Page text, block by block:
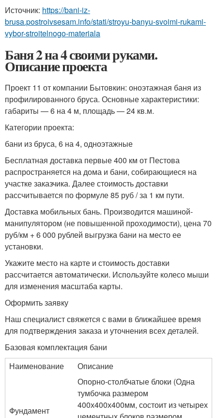
Источник: https://bani-iz-
brusa.postroivsesam.info/stati/stroyu-banyu-svoimi-rukami-
vybor-stroitelnogo-materiala
Баня 2 на 4 своими руками.
Описание проекта
Проект 11 от компании Бытовкин: оноэтажная баня из
профилированного бруса. Основные характеристики:
габариты — 6 на 4 м, площадь — 24 кв.м.
Категории проекта:
бани из бруса, 6 на 4, одноэтажные
Бесплатная доставка первые 400 км от Пестова
распространяется на дома и бани, собирающиеся на
участке заказчика. Далее стоимость доставки
рассчитывается по формуле 85 руб / за 1 км пути.
Доставка мобильных бань. Производится машиной-
манипулятором (не повышенной проходимости), цена 70
руб/км + 6 000 рублей выгрузка бани на место ее
установки.
Укажите место на карте и стоимость доставки
рассчитается автоматически. Используйте колесо мыши
для изменения масштаба карты.
Оформить заявку
Наш специалист свяжется с вами в ближайшее время
для подтверждения заказа и уточнения всех деталей.
Базовая комплектация бани
Наименование
Описание
Фундамент
Опорно-столбчатые блоки (Одна
тумбочка размером
400х400х400мм, состоит из четырех